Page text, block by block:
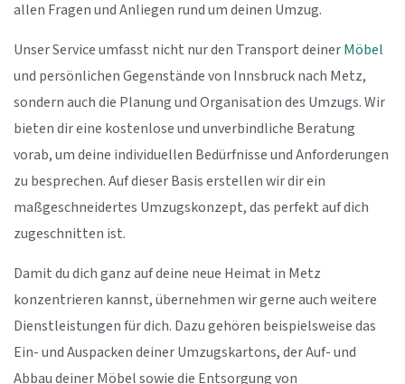
allen Fragen und Anliegen rund um deinen Umzug.
Unser Service umfasst nicht nur den Transport deinerMöbel
und persönlichen Gegenstände von Innsbruck nach Metz,
sondern auch die Planung und Organisation des Umzugs. Wir
bieten dir eine kostenlose und unverbindliche Beratung
vorab, um deine individuellen Bedürfnisse und Anforderungen
zu besprechen. Auf dieser Basis erstellen wir dir ein
maßgeschneidertes Umzugskonzept, das perfekt auf dich
zugeschnitten ist.
Damit du dich ganz auf deine neue Heimat in Metz
konzentrieren kannst, übernehmen wir gerne auch weitere
Dienstleistungen für dich. Dazu gehören beispielsweise das
Ein- und Auspacken deiner Umzugskartons, der Auf- und
Abbau deiner Möbel sowie die Entsorgung von